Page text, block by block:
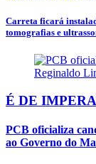
Carreta ficará
tomografias e
É DE
PCB oficializa
ao Governo do